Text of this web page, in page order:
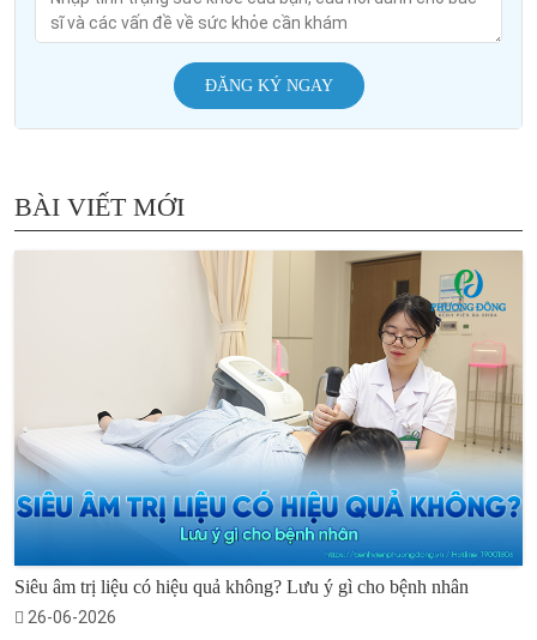
ĐĂNG KÝ NGAY
BÀI VIẾT MỚI
Siêu âm trị liệu có hiệu quả không? Lưu ý gì cho bệnh nhân
26-06-2026